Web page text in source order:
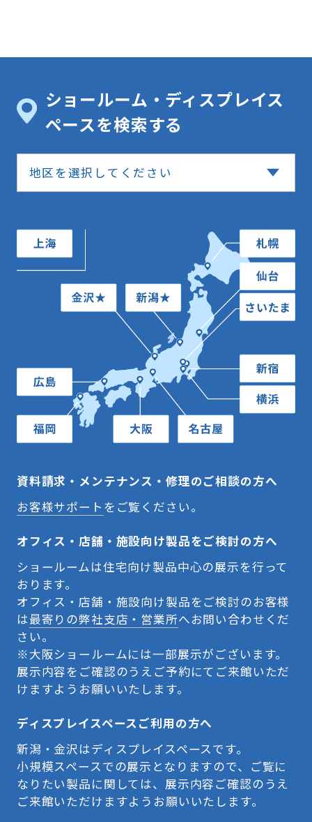
ショールーム・ディスプレイス
ペースを検索する
資料請求・メンテナンス・修理のご相談の方へ
お客様サポート をご覧ください。
オフィス・店舗・施設向け製品をご検討の方へ
ショールームは住宅向け製品中心の展示を行って
おります。
オフィス・店舗・施設向け製品をご検討のお客様
は最寄りの弊社支店・営業所へお問い合わせくだ
さい。
※大阪ショールームには一部展示がございます。
展示内容をご確認のうえご予約にてご来館いただ
けますようお願いいたします。
ディスプレイスペースご利用の方へ
新潟・金沢はディスプレイスペースです。
小規模スペースでの展示となりますので、ご覧に
なりたい製品に関しては、展示内容ご確認のうえ
ご来館いただけますようお願いいたします。